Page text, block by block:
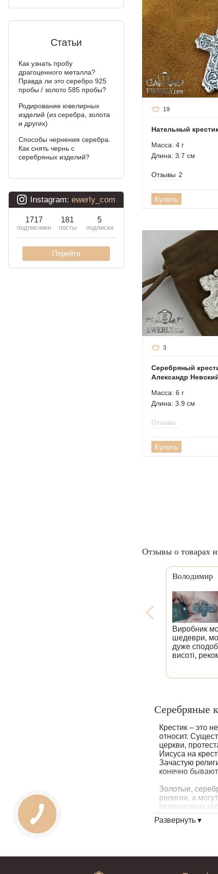
Колос
Мальвина
Арабский бисмарк с
камнями
Фараон (двойное
якорное)
Давид
Двойной ручеёк (чайка)
Десятка (двойное
Кардинал (Питон,
Итальянка)
Статьи
Как узнать пробу
драгоценного металла?
Правда ли это серебро 925
пробы / золото 585 пробы?
Родирование ювелирных
изделий (из серебра, золота
и других)
Способы чернения серебра.
Как снять чернь с
серебряных изделий?
19
Нательный
Масса: 4 г
Длина: 3.7 см
Отзывы 2
Купить
3
Серебряный
Александр
Масса: 6 г
Длина: 3.9 см
Отзывы
Купить
Отзывы о товарах
Володимир
Виробник
шедеври,
дуже
висоті,
Серебряные
Крестик – это
относит.
церкви,
Иисуса на
Зачастую
конечно
Золотые,
религии, а
религиозных
распятия или
полном виде.
металлов и
Развернуть ▾